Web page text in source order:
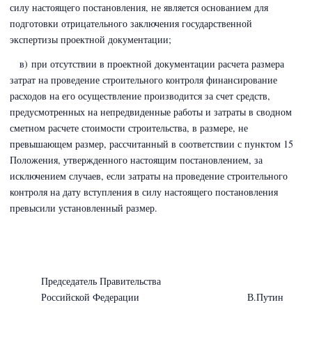
силу настоящего постановления, не является основанием для
подготовки отрицательного заключения государственной
экспертизы проектной документации;
в) при отсутствии в проектной документации расчета размера
затрат на проведение строительного контроля финансирование
расходов на его осуществление производится за счет средств,
предусмотренных на непредвиденные работы и затраты в сводном
сметном расчете стоимости строительства, в размере, не
превышающем размер, рассчитанный в соответствии с пунктом 15
Положения, утвержденного настоящим постановлением, за
исключением случаев, если затраты на проведение строительного
контроля на дату вступления в силу настоящего постановления
превысили установленный размер.
Председатель Правительства
Российской Федерации В.Путин